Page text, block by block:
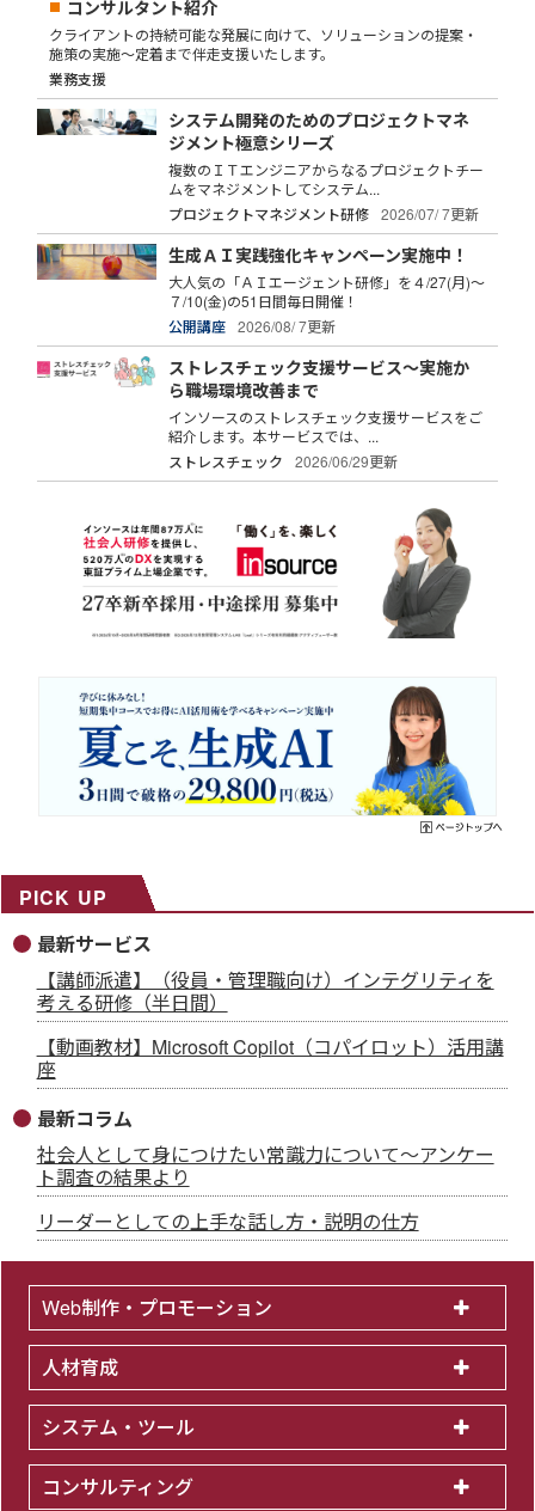
コンサルタント紹介
クライアントの持続可能な発展に向けて、ソリューションの提案・
施策の実施～定着まで伴走支援いたします。
業務支援
システム開発のためのプロジェクトマネ
ジメント極意シリーズ
複数のＩＴエンジニアからなるプロジェクトチー
ムをマネジメントしてシステム...
プロジェクトマネジメント研修
2026/07/ 7更新
生成ＡＩ実践強化キャンペーン実施中！
大人気の「ＡＩエージェント研修」を４/27(月)～
７/10(金)の51日間毎日開催！
公開講座
2026/08/ 7更新
ストレスチェック支援サービス～実施か
ら職場環境改善まで
インソースのストレスチェック支援サービスをご
紹介します。本サービスでは、...
ストレスチェック
2026/06/29更新
PICK UP
最新サービス
【講師派遣】（役員・管理職向け）インテグリティを
考える研修（半日間）
【動画教材】Microsoft Copilot（コパイロット）活用講
座
最新コラム
社会人として身につけたい常識力について～アンケー
ト調査の結果より
リーダーとしての上手な話し方・説明の仕方
Web制作・プロモーション
人材育成
システム・ツール
コンサルティング